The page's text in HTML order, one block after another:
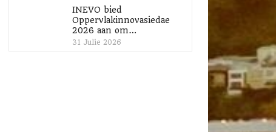
INEVO bied
Oppervlakinnovasiedae
2026 aan om…
31 Julie 2026